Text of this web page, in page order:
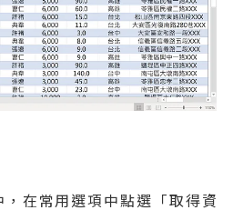
，在常用選項中點選「取得資